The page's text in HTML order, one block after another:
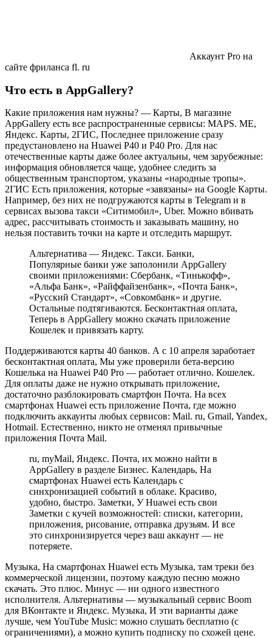
Аккаунт Pro на
сайте фриланса fl. ru
Что есть в AppGallery?
Какие приложения нам нужны? — Карты, В магазине
AppGallery есть все распространенные сервисы: MAPS. ME,
Яндекс. Карты, 2ГИС, Последнее приложение сразу
предустановлено на Huawei P40 и P40 Pro. Для нас
отечественные карты даже более актуальны, чем зарубежные:
информация обновляется чаще, удобнее следить за
общественным транспортом, указаны «народные тропы».
2ГИС Есть приложения, которые «завязаны» на Google Карты.
Например, без них не подгружаются карты в Telegram и в
сервисах вызова такси «Ситимобил», Uber. Можно вбивать
адрес, рассчитывать стоимость и заказывать машину, но
нельзя поставить точки на карте и отследить маршрут.
Альтернатива — Яндекс. Такси. Банки,
Популярные банки уже заполонили AppGallery
своими приложениями: Сбербанк, «Тинькофф»,
«Альфа Банк», «Райффайзенбанк», «Почта Банк»,
«Русский Стандарт», «Совкомбанк» и другие.
Остальные подтягиваются. Бесконтактная оплата,
Теперь в AppGallery можно скачать приложение
Кошелек и привязать карту.
Поддерживаются карты 40 банков. А с 10 апреля заработает
бесконтактная оплата, Мы уже проверили бета-версию
Кошелька на Huawei P40 Pro — работает отлично. Кошелек.
Для оплаты даже не нужно открывать приложение,
достаточно разблокировать смартфон Почта. На всех
смартфонах Huawei есть приложение Почта, где можно
подключить аккаунты любых сервисов: Mail. ru, Gmail, Yandex,
Hotmail. Естественно, никто не отменял привычные
приложения Почта Mail.
ru, myMail, Яндекс. Почта, их можно найти в
AppGallery в разделе Бизнес. Календарь, На
смартфонах Huawei есть Календарь с
синхронизацией событий в облаке. Красиво,
удобно, быстро. Заметки, У Huawei есть свои
Заметки с кучей возможностей: списки, категории,
приложения, рисование, отправка друзьям. И все
это синхронизируется через ваш аккаунт — не
потеряете.
Музыка, На смартфонах Huawei есть Музыка, там треки без
коммерческой лицензии, поэтому каждую песню можно
скачать. Это плюс. Минус — ни одного известного
исполнителя. Альтернативы — музыкальный сервис Boom
для ВКонтакте и Яндекс. Музыка, И эти варианты даже
лучше, чем YouTube Music: можно слушать бесплатно (с
ограничениями), а можно купить подписку по схожей цене.